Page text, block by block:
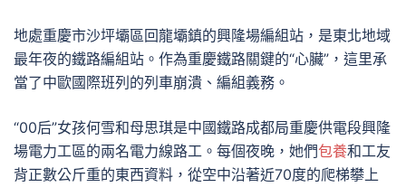
地處重慶市沙坪壩區回龍壩鎮的興隆場編組站，是東北地域
最年夜的鐵路編組站。作為重慶鐵路關鍵的“心臟”，這里承
當了中歐國際班列的列車崩潰、編組義務。
“00后”女孩何雪和母思琪是中國鐵路成都局重慶供電段興隆
場電力工區的兩名電力線路工。每個夜晚，她們包養和工友
背正數公斤重的東西資料，從空中沿著近70度的爬梯攀上